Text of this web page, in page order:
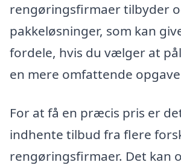
rengøringsfirmaer tilbyder
pakkeløsninger, som kan
fordele, hvis du vælger at
en mere omfattende
For at få en præcis pris er
indhente tilbud fra flere
rengøringsfirmaer. Det kan